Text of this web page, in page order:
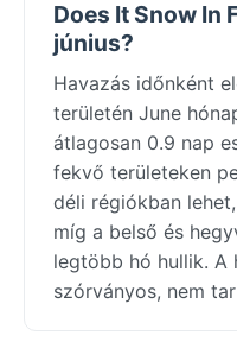
Does It Snow In
június?
Havazás időnként
területén June
átlagosan 0.9 nap
fekvő területeken
déli régiókban
míg a belső és
legtöbb hó hullik. A
szórványos, nem